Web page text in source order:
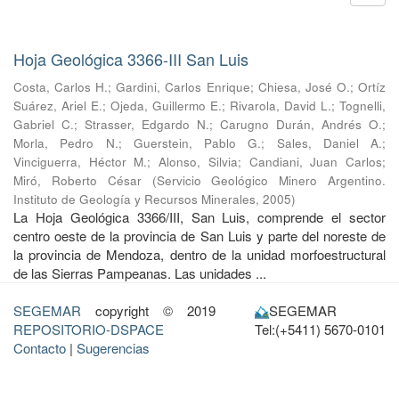
Hoja Geológica 3366-III San Luis
Costa, Carlos H.;Gardini, Carlos Enrique; Chiesa, José O.;Ortíz
Suárez, Ariel E.; Ojeda, Guillermo E.; Rivarola, David L.; Tognelli,
Gabriel C.; Strasser, Edgardo N.; Carugno Durán, Andrés O.;
Morla, Pedro N.; Guerstein, Pablo G.; Sales, Daniel A.;
Vinciguerra, Héctor M.;Alonso, Silvia; Candiani, Juan Carlos;
Miró, Roberto César
(Servicio Geológico Minero Argentino.
Instituto de Geología y Recursos Minerales, 2005)
La Hoja Geológica 3366/III, San Luis, comprende el sector
centro oeste de la provincia de San Luis y parte del noreste de
la provincia de Mendoza, dentro de la unidad morfoestructural
de las Sierras Pampeanas. Las unidades ...
SEGEMAR copyright © 2019
REPOSITORIO-DSPACE
Contacto | Sugerencias
SEGEMAR
Tel:(+5411) 5670-0101